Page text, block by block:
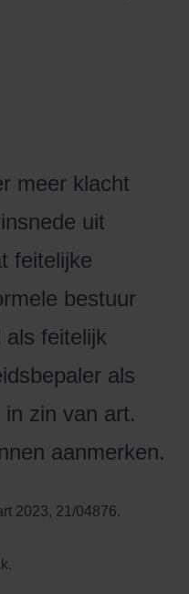
meer klacht
uit
feitelijke
bestuur
feitelijk
als
zin van art.
aanmerken.
2023, 21/04876.